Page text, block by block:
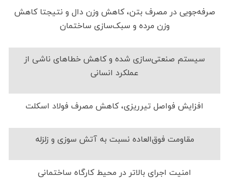
صرفه‌جویی در مصرف بتن، کاهش وزن دال و نتیجتا کاهش
وزن مرده و سبک‌سازی ساختمان
سیستم صنعتی‌سازی شده و کاهش خطاهای ناشی از
عملکرد انسانی
افزایش فواصل تیرریزی، کاهش مصرف فولاد اسکلت
مقاومت فوق‌العاده نسبت به آتش سوزی و زلزله
امنیت اجرای بالاتر در محیط کارگاه ساختمانی